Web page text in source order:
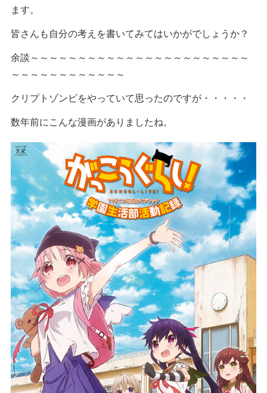
ます。
皆さんも自分の考えを書いてみてはいかがでしょうか？
余談～～～～～～～～～～～～～～～～～～～～～～～
～～～～～～～～～～～～
クリプトゾンビをやっていて思ったのですが・・・・・
数年前にこんな漫画がありましたね。